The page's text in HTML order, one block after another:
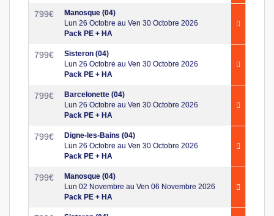
799€
Manosque (04)
Lun 26 Octobre au Ven 30 Octobre 2026
Pack PE + HA
799€
Sisteron (04)
Lun 26 Octobre au Ven 30 Octobre 2026
Pack PE + HA
799€
Barcelonette (04)
Lun 26 Octobre au Ven 30 Octobre 2026
Pack PE + HA
799€
Digne-les-Bains (04)
Lun 26 Octobre au Ven 30 Octobre 2026
Pack PE + HA
799€
Manosque (04)
Lun 02 Novembre au Ven 06 Novembre 2026
Pack PE + HA